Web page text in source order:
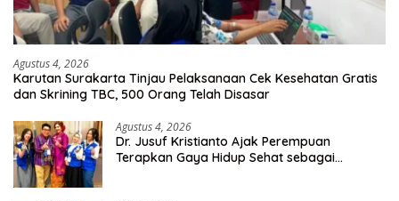
Agustus 4, 2026
Karutan Surakarta Tinjau Pelaksanaan Cek Kesehatan Gratis
dan Skrining TBC, 500 Orang Telah Disasar
Agustus 4, 2026
Dr. Jusuf Kristianto Ajak Perempuan
Terapkan Gaya Hidup Sehat sebagai